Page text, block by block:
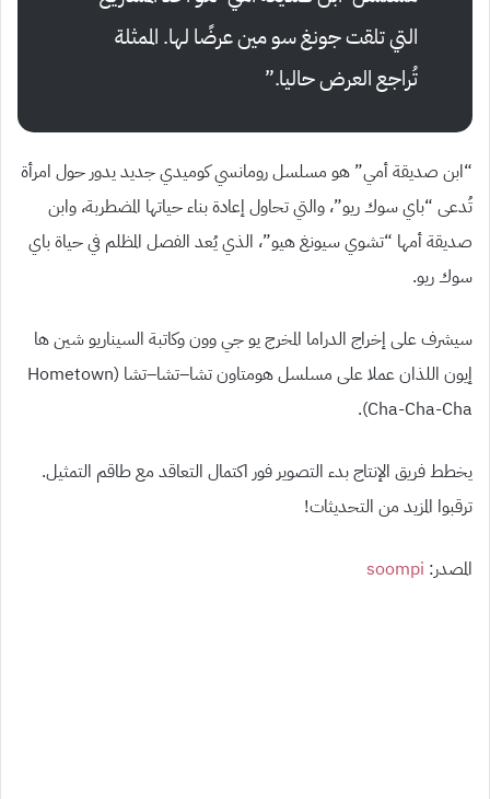
التي تلقت جونغ سو مين عرضًا لها. الممثلة
تُراجع العرض حاليا.”
“ابن صديقة أمي” هو مسلسل رومانسي كوميدي جديد يدور حول امرأة
تُدعى “باي سوك ريو”، والتي تحاول إعادة بناء حياتها المضطربة، وابن
صديقة أمها “تشوي سيونغ هيو”، الذي يُعد الفصل المظلم في حياة باي
سوك ريو.
سيشرف على إخراج الدراما المخرج يو جي وون وكاتبة السيناريو شين ها
إيون اللذان عملا على مسلسل هومتاون تشا–تشا–تشا (Hometown
Cha-Cha-Cha).
يخطط فريق الإنتاج بدء التصوير فور اكتمال التعاقد مع طاقم التمثيل.
ترقبوا المزيد من التحديثات!
المصدر:
soompi